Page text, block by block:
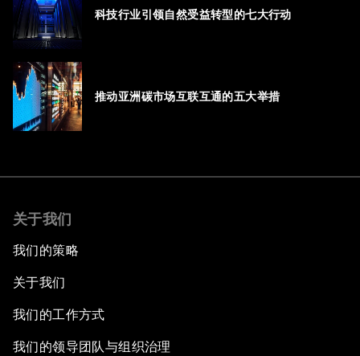
科技行业引领自然受益转型的七大行动
推动亚洲碳市场互联互通的五大举措
关于我们
我们的策略
关于我们
我们的工作方式
我们的领导团队与组织治理